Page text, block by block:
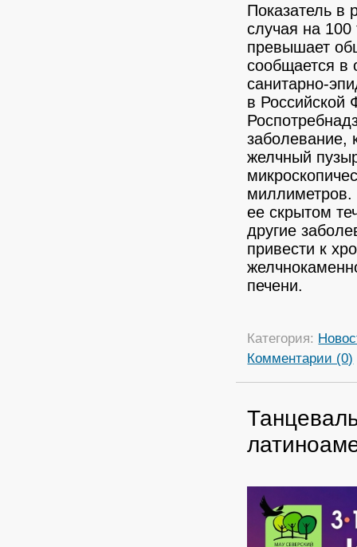
Показатель в
случая на 100
превышает
сообщается в
санитарно-
в Российской
заболевание,
желчный
миллиметров.
ее скрытом
другие
привести к
печени.
Категория:
Комментарии (0)